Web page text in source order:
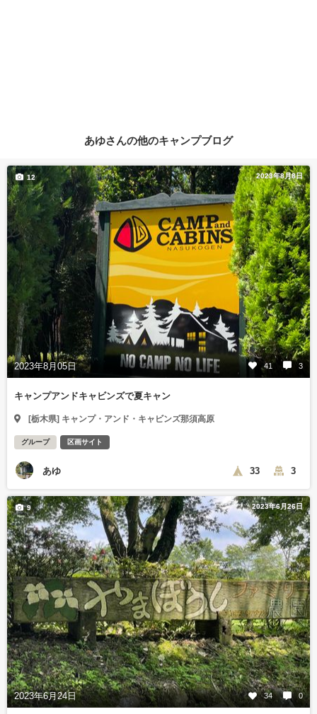
あゆさんの他のキャンプブログ
2023年8月8日
2023年8月05日 41 3
12
キャンプアンドキャビンズで夏キャン
[栃木県] キャンプ・アンド・キャビンズ那須高原
グループ 区画サイト
あゆ 33 3
2023年6月26日
2023年6月24日 34 0
9